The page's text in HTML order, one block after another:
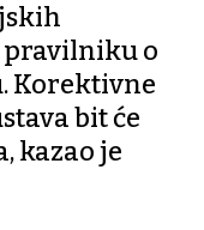
o
Korektivne
bit će
kazao je